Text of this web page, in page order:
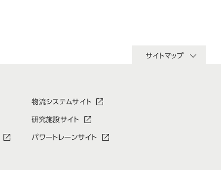
サイトマップ
物流システムサイト
研究施設サイト
パワートレーンサイト